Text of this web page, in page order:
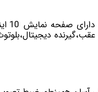
با